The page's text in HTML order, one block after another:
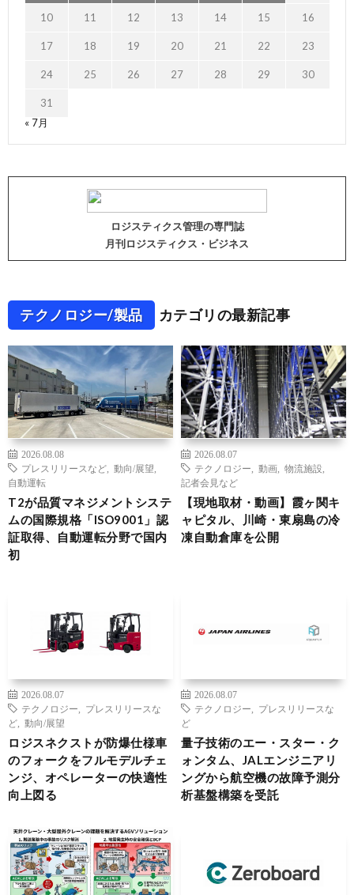
10 11 12 13 14 15 16
17 18 19 20 21 22 23
24 25 26 27 28 29 30
31
« 7月
ロジスティクス管理の専門誌
月刊ロジスティクス・ビジネス
テクノロジー/製品 カテゴリの最新記事
2026.08.08
プレスリリースなど
動向/展望
自動運転
T2が品質マネジメントシステ
ムの国際規格「ISO9001」認
証取得、自動運転分野で国内
初
2026.08.07
テクノロジー
動画 物流施設
記者会見など
【現地取材・動画】霞ヶ関キ
ャピタル、川崎・東扇島の冷
凍自動倉庫を公開
2026.08.07
テクノロジー
プレスリリースな
ど
動向/展望
ロジスネクストが防爆仕様車
のフォークをフルモデルチェ
ンジ、オペレーターの快適性
向上図る
2026.08.07
テクノロジー
プレスリリースな
ど
量子技術のエー・スター・ク
ォンタム、JALエンジニアリ
ングから航空機の故障予測分
析基盤構築を受託